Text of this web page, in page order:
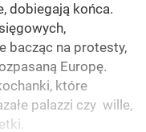
dobiegają końca.
bacząc na protesty,
Europę.
które
palazzi czy wille,